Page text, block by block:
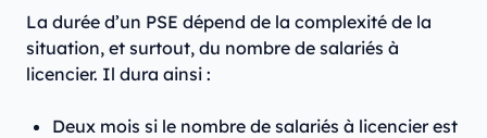
La durée d’un PSE dépend de la complexité de la
situation, et surtout, du nombre de salariés à
licencier. Il dura ainsi :
Deux mois si le nombre de salariés à licencier est